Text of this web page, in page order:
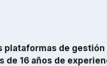
plataformas de
de 16 años de